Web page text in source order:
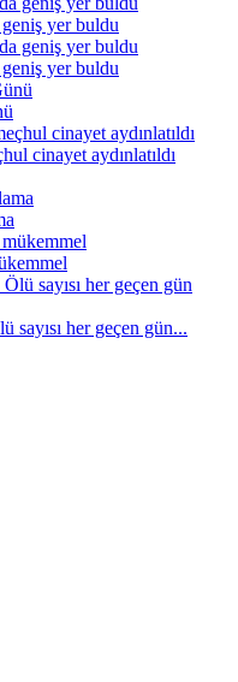
geniş yer buldu
geniş yer buldu
cinayet aydınlatıldı
her geçen gün...